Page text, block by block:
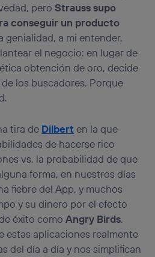
peroStrauss supo
conseguir un producto
genialidad, a mi entender,
el negocio: en lugar de
obtención de oro, decide
los buscadores. Porque
tira de Dilbert en la que
de hacerse rico
vs. la probabilidad de que
forma, en nuestros días
fiebre del App, y muchos
y su dinero por el efecto
éxito como Angry Birds.
estas aplicaciones realmente
del día a día y nos simplifican